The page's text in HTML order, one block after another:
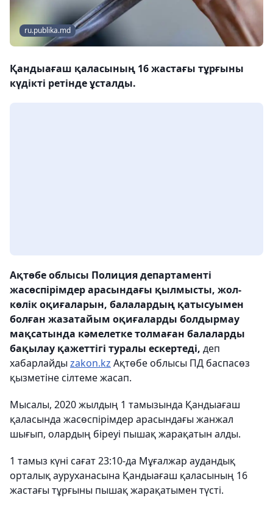
ru.publika.md
Қандыағаш қаласының 16 жастағы тұрғыны
күдікті ретінде ұсталды.
Ақтөбе облысы Полиция департаменті
жасөспірімдер арасындағы қылмысты, жол-
көлік оқиғаларын, балалардың қатысуымен
болған жазатайым оқиғаларды болдырмау
мақсатында кәмелетке толмаған балаларды
бақылау қажеттігі туралы ескертеді, деп
хабарлайды zakon.kz Ақтөбе облысы ПД баспасөз
қызметіне сілтеме жасап.
Мысалы, 2020 жылдың 1 тамызында Қандыағаш
қаласында жасөспірімдер арасындағы жанжал
шығып, олардың біреуі пышақ жарақатын алды.
1 тамыз күні сағат 23:10-да Мұғалжар аудандық
орталық ауруханасына Қандыағаш қаласының 16
жастағы тұрғыны пышақ жарақатымен түсті.